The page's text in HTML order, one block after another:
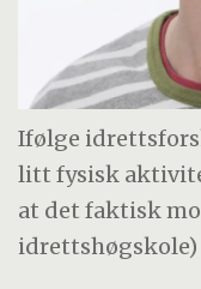
Ifølge
litt fysisk
at det faktisk
idrettshøgskole)